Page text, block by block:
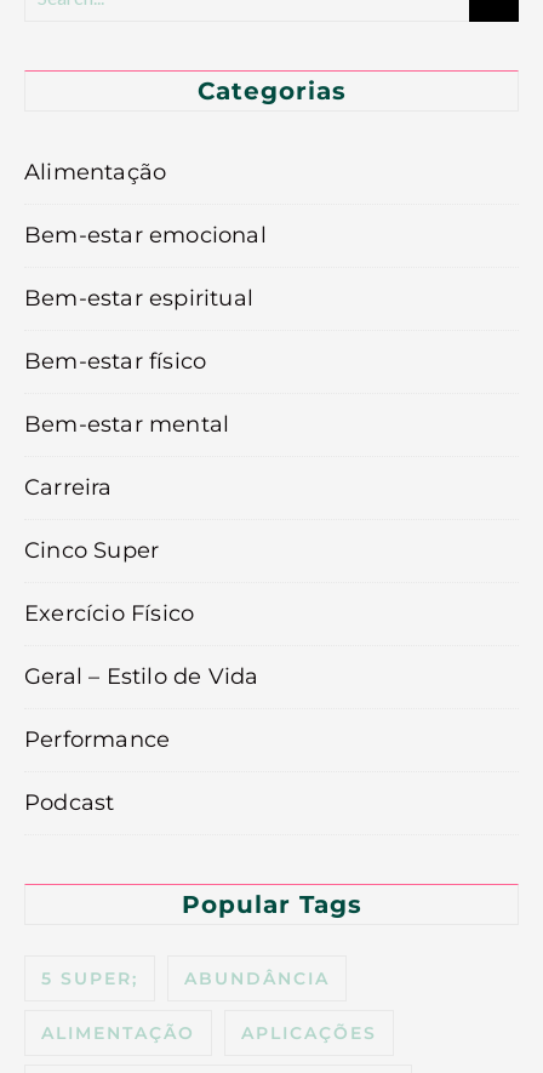
Categorias
Alimentação
Bem-estar emocional
Bem-estar espiritual
Bem-estar físico
Bem-estar mental
Carreira
Cinco Super
Exercício Físico
Geral – Estilo de Vida
Performance
Podcast
Popular Tags
5 SUPER; ABUNDÂNCIA
ALIMENTAÇÃO APLICAÇÕES